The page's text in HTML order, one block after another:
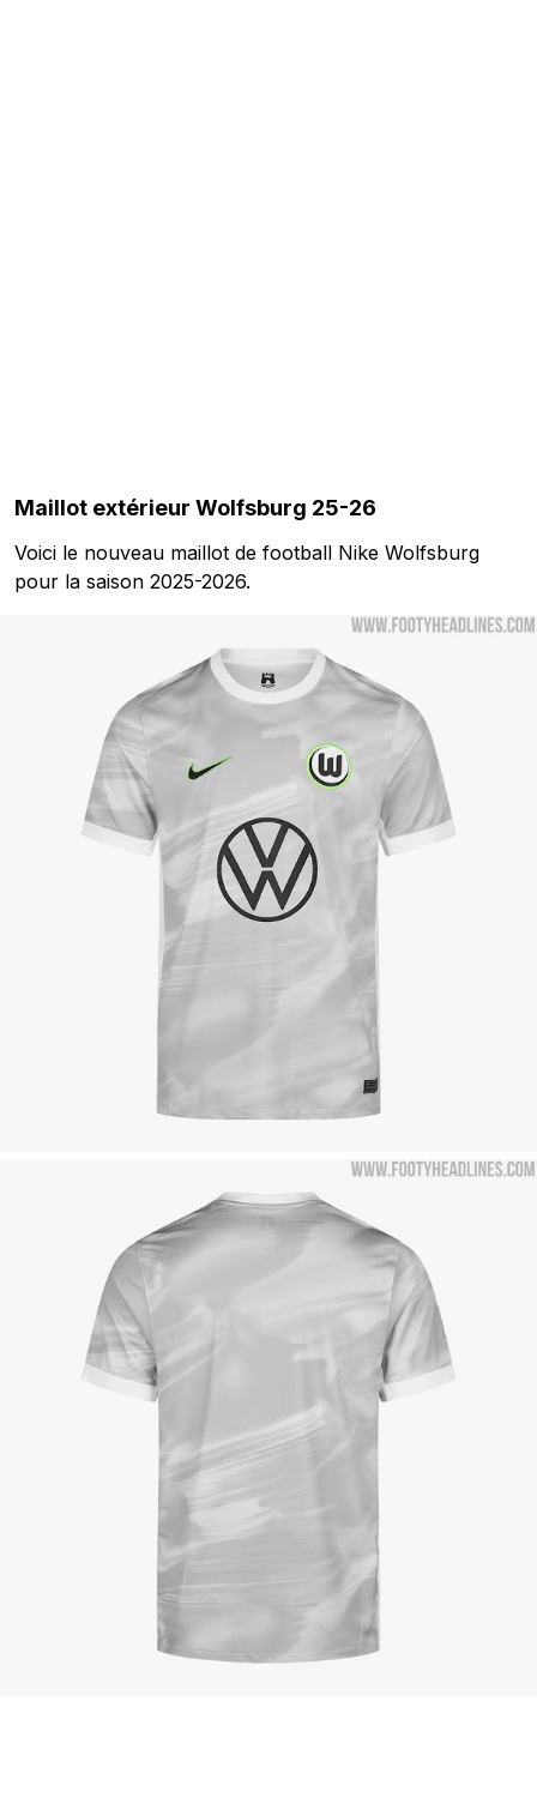
Maillot extérieur Wolfsburg 25-26
Voici le nouveau maillot de football Nike Wolfsburg
pour la saison 2025-2026.